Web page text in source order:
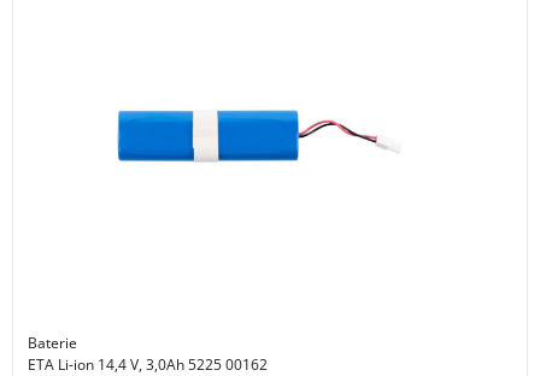
Baterie
ETA Li-ion 14,4 V, 3,0Ah 5225 00162